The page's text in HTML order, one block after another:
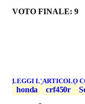
VOTO FINALE: 9
LEGGI L'ARTICOLO
honda crf450r